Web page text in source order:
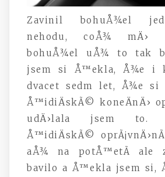
Zavinil bohuÅ¾el
nehodu, coÅ¾ mÄ›
bohuÅ¾el uÅ¾ to tak
jsem si Å™ekla, Å¾e i
dvacet sedm let, Å¾e si
Å™idiÄskÃ© koneÄnÄ›
udÄ›lala jsem to.
Å™idiÄskÃ©
aÅ¾ na potÅ™etÃ­ ale
bavilo a Å™ekla jsem si,